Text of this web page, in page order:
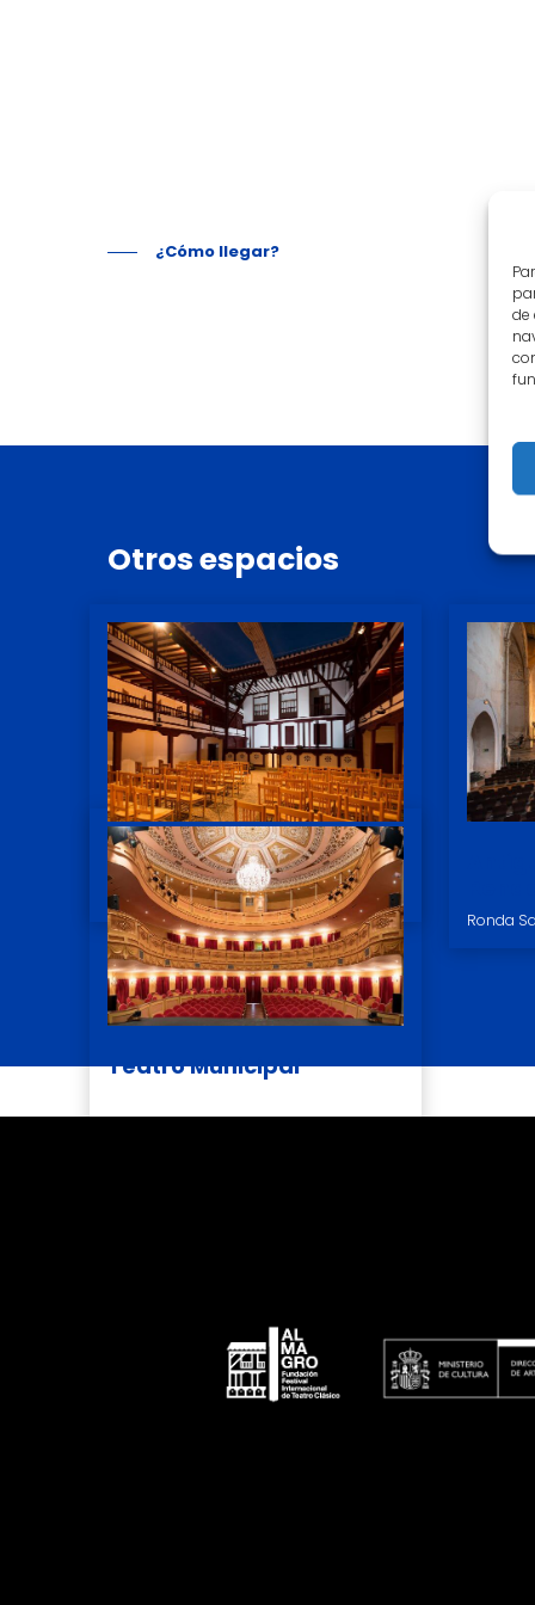
de
¿Cómo llegar?
Otrosespacios
Corral de Comedias
Plaza Mayor, 18, 13270 Almagro
Ronda
Teatro Municipal